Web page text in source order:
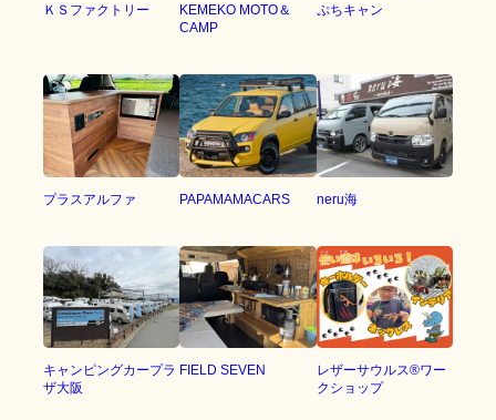
ＫＳファクトリー
KEMEKO MOTO＆
CAMP
ぷちキャン
プラスアルファ PAPAMAMACARS neru海
キャンピングカープラ
ザ大阪
FIELD SEVEN
レザーサウルス®︎ワー
クショップ